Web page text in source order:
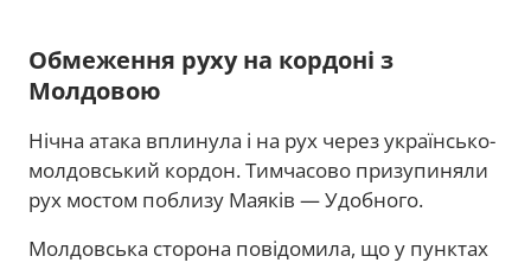
Обмеження руху на кордоні з
Молдовою
Нічна атака вплинула і на рух через українсько-
молдовський кордон. Тимчасово призупиняли
рух мостом поблизу Маяків — Удобного.
Молдовська сторона повідомила, що у пунктах